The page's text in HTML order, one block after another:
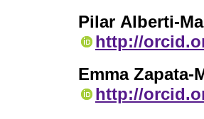
Pilar Alberti-
http://
Emma Zapata-
http://